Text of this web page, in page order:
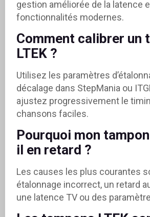
gestion améliorée de la latence
fonctionnalités modernes.
Comment calibrer un
LTEK ?
Utilisez les paramètres
décalage dans StepMania ou
ajustez progressivement le
chansons faciles.
Pourquoi mon
il en retard ?
Les causes les plus courantes
étalonnage incorrect, un retard
une latence TV ou des